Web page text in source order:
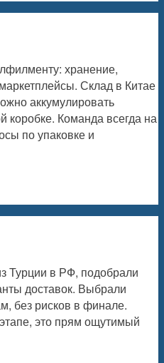
хранение,
Склад в Китае
аккумулировать
коробке. Команда всегда на
по упаковке и
Турции в РФ, подобрали
доставок. Выбрали
без рисков в финале.
это прям ощутимый